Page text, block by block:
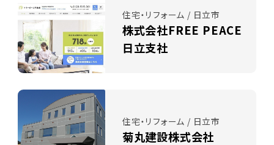
住宅・リフォーム / 日立市
株式会社FREE PEACE
日立支社
住宅・リフォーム / 日立市
菊丸建設株式会社